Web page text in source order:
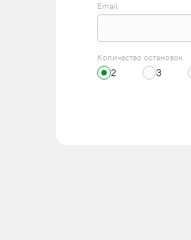
Email
Количество остановок
2 3